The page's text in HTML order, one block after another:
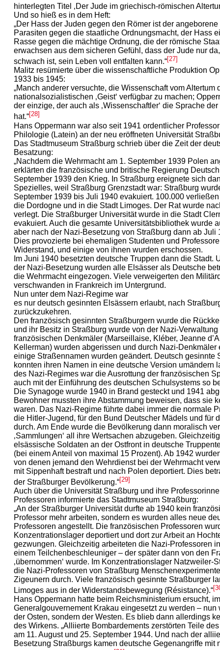
hinterlegten Titel ‚Der Jude im griechisch-römischen
Und so hieß es in dem Heft:
„Der Hass der Juden gegen den Römer ist der
Parasiten gegen die staatliche Ordnungsmacht, der Hass
Rasse gegen die mächtige Ordnung, die der römische
erwachsen aus dem sicheren Gefühl, dass der Jude nur
schwach ist, sein Leben voll entfalten kann.“[27]
Malitz resümierte über die wissenschaftliche Produktion
1933 bis 1945:
„Manch anderer versuchte, die Wissenschaft vom Altertum
nationalsozialistischen ‚Geist‘ verfügbar zu machen;
der einzige, der auch als ‚Wissenschaftler‘ die Sprache
hat.“[28]
Hans Oppermann war also seit 1941 ordentlicher
Philologie (Latein) an der neu eröffneten Universität
Das Stadtmuseum Straßburg schrieb über die Zeit der
Besatzung:
„Nachdem die Wehrmacht am 1. September 1939 Polen
erklärten die französische und britische Regierung
September 1939 den Krieg. In Straßburg ereignete sich
Spezielles, weil Straßburg Grenzstadt war: Straßburg
September 1939 bis Juli 1940 evakuiert. 100.000
die Dordogne und in die Stadt Limoges. Der Rat wurde
verlegt. Die Straßburger Universität wurde in die Stadt
evakuiert. Auch die gesamte Universitätsbibliothek wurde
aber nach der Nazi-Besetzung von Straßburg dann ab Juli
Dies provozierte bei ehemaligen Studenten und
Widerstand, und einige von ihnen wurden erschossen.
Im Juni 1940 besetzten deutsche Truppen dann die Stadt.
der Nazi-Besetzung wurden alle Elsässer als Deutsche
die Wehrmacht eingezogen. Viele verweigerten den
verschwanden in Frankreich im Untergrund.
Nun unter dem Nazi-Regime war
es nur deutsch gesinnten Elsässern erlaubt, nach
zurückzukehren.
Den französisch gesinnten Straßburgern wurde die
und ihr Besitz in Straßburg wurde von der Nazi-
französischen Denkmäler (Marseillaise, Kléber, Jeanne
Kellerman) wurden abgerissen und durch Nazi-Denkmäler
einige Straßennamen wurden geändert. Deutsch gesinnte
konnten ihren Namen in eine deutsche Version umändern
des Nazi-Regimes war die Ausrottung der französischen
auch mit der Einführung des deutschen Schulsystems so
Die Synagoge wurde 1940 in Brand gesteckt und 1941
Bewohner mussten ihre Abstammung beweisen, dass sie
waren. Das Nazi-Regime führte dabei immer die normale
die Hitler-Jugend, für den Bund Deutscher Mädels und für
durch. Am Ende wurde die Bevölkerung dann moralisch
‚Sammlungen‘ all ihre Wertsachen abzugeben.
elsässische Soldaten an der Ostfront in deutsche
(bei einem Anteil von maximal 15 Prozent). Ab 1942
von denen jemand den Wehrdienst bei der Wehrmacht
mit Sippenhaft bestraft und nach Polen deportiert. Dies
der Straßburger Bevölkerung.“[29]
Auch über die Universität Straßburg und ihre
Professoren informierte das Stadtmuseum Straßburg:
„An der Straßburger Universität durfte ab 1940 kein
Professor mehr arbeiten, sondern es wurden alles neue
Professoren angestellt. Die französischen Professoren
Konzentrationslager deportiert und dort zur Arbeit an
gezwungen. Gleichzeitig arbeiteten die Nazi-Professoren
einem Teilchenbeschleuniger – der später dann von den
‚übernommen‘ wurde. Im Konzentrationslager Natzweiler-
die Nazi-Professoren von Straßburg
Zigeunern durch. Viele französisch gesinnte Straßburger
Limoges aus in der Widerstandsbewegung (Résistance).“
Hans Oppermann hatte beim Reichsministerium ersucht, im
Generalgouvernement Krakau eingesetzt zu werden – nun
der Osten, sondern der Westen. Es blieb dann allerdings
des Wirkens. „Alliierte Bombardements zerstörten Teile
am 11. August und 25. September 1944. Und nach der
Besetzung Straßburgs kamen deutsche Gegenangriffe mit